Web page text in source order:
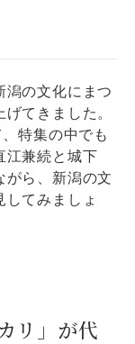
の文化にまつ
てきました。
特集の中でも
江兼続と城下
がら、新潟の文
てみましょ
リ」が代